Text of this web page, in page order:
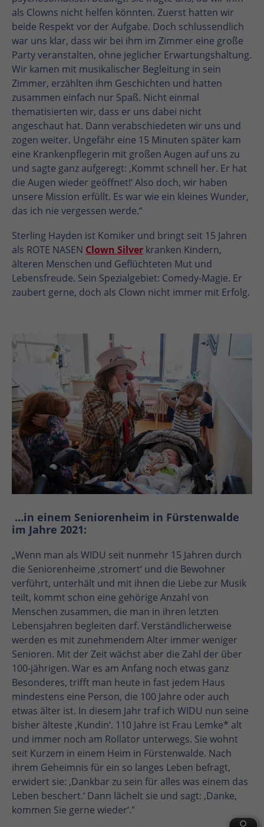
als Clowns nicht helfen könnten. Zuerst hatten wir
beide Respekt vor der Aufgabe. Doch schlussendlich
war uns klar, dass wir bei ihm im Zimmer eine große
Party veranstalten, ohne jeglicher Erwartungshaltung.
Wir kamen mit musikalischer Begleitung in sein
Zimmer, erzählten ihm Geschichten und hatten
zusammen einfach nur Spaß. Nicht einmal
thematisierten wir, dass er uns dabei nicht
angeschaut hat. Dann verabschiedeten wir uns und
zogen weiter. Ungefähr eine 15 Minuten später kam
eine Krankenpflegerin mit großen Augen auf uns zu
und sagte ganz aufgeregt: ‚Kommt schnell her. Er hat
die Augen wieder geöffnet!‘ Also doch, wir haben
unsere Mission erfüllt. Es war wie ein kleines Wunder,
das ich nie vergessen werde.“
Sterling Hayden ist Komiker und bringt seit 15 Jahren
als ROTE NASEN Clown Silver kranken Kindern,
älteren Menschen und Geflüchteten Mut und
Lebensfreude. Sein Spezialgebiet: Comedy-Magie. Er
zaubert gerne, doch als Clown nicht immer mit Erfolg.
…in einem Seniorenheim in Fürstenwalde
im Jahre 2021:
„Wenn man als WIDU seit nunmehr 15 Jahren durch
die Seniorenheime ‚stromert‘ und die Bewohner
verführt, unterhält und mit ihnen die Liebe zur Musik
teilt, kommt schon eine gehörige Anzahl von
Menschen zusammen, die man in ihren letzten
Lebensjahren begleiten darf. Verständlicherweise
werden es mit zunehmendem Alter immer weniger
Senioren. Mit der Zeit wächst aber die Zahl der über
100-jährigen. War es am Anfang noch etwas ganz
Besonderes, trifft man heute in fast jedem Haus
mindestens eine Person, die 100 Jahre oder auch
etwas älter ist. In diesem Jahr traf ich WIDU nun seine
bisher älteste ‚Kundin‘. 110 Jahre ist Frau Lemke* alt
und immer noch am Rollator unterwegs. Sie wohnt
seit Kurzem in einem Heim in Fürstenwalde. Nach
ihrem Geheimnis für ein so langes Leben befragt,
erwidert sie: ‚Dankbar zu sein für alles was einem das
Leben beschert.‘ Dann lächelt sie und sagt: ‚Danke,
kommen Sie gerne wieder‘."